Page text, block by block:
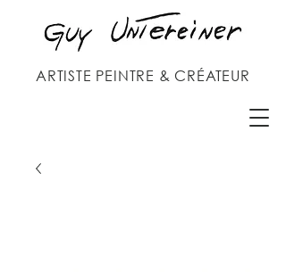
ARTISTE PEINTRE & CRÉATEUR